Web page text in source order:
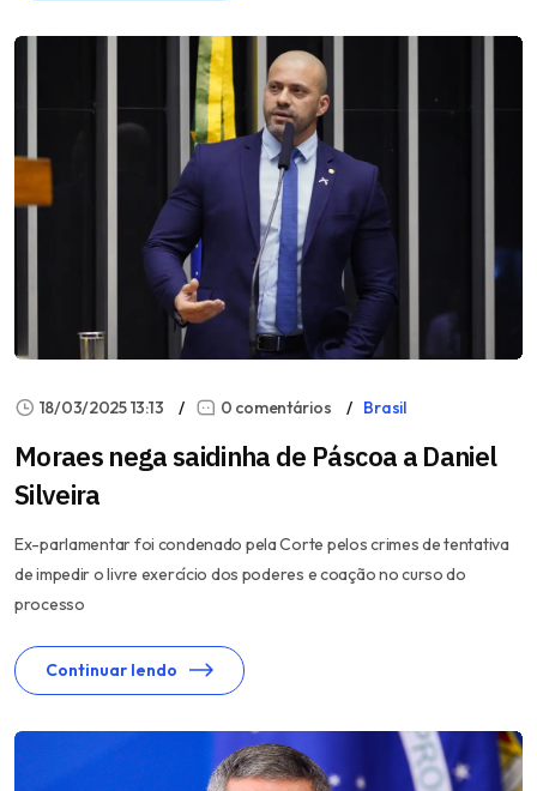
18/03/2025 13:13 0 comentários Brasil
Moraes nega saidinha de Páscoa a Daniel
Silveira
Ex-parlamentar foi condenado pela Corte pelos crimes de tentativa
de impedir o livre exercício dos poderes e coação no curso do
processo
Continuar lendo